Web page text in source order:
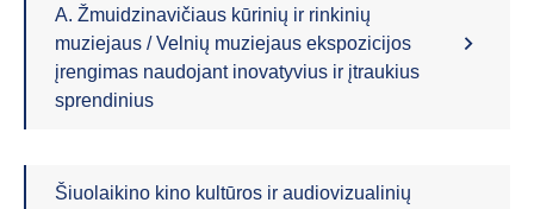
A. Žmuidzinavičiaus kūrinių ir rinkinių
muziejaus / Velnių muziejaus ekspozicijos
įrengimas naudojant inovatyvius ir įtraukius
sprendinius
Šiuolaikino kino kultūros ir audiovizualinių